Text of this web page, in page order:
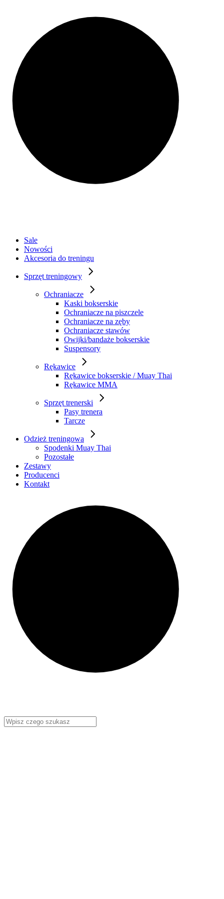
Sale
Nowości
Akcesoria do treningu
Sprzęt treningowy
Ochraniacze
Kaski bokserskie
Ochraniacze na piszczele
Ochraniacze na zęby
Ochraniacze stawów
Owijki/bandaże bokserskie
Suspensory
Rękawice
Rękawice bokserskie / Muay Thai
Rękawice MMA
Sprzęt trenerski
Pasy trenera
Tarcze
Odzież treningowa
Spodenki Muay Thai
Pozostałe
Zestawy
Producenci
Kontakt